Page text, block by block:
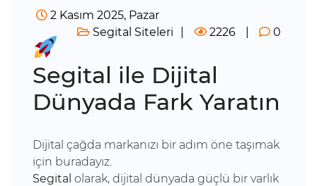
2 Kasım 2025, Pazar
Segital Siteleri
2226 0
Segital ile Dijital
Dünyada Fark Yaratın
Dijital çağda markanızı bir adım öne taşımak
için buradayız.
Segital olarak, dijital dünyada güçlü bir varlık